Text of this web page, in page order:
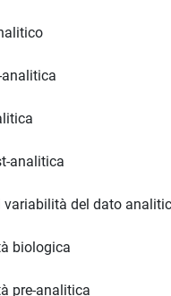
analitica
analitica
variabilità del dato
biologica
pre-analitica